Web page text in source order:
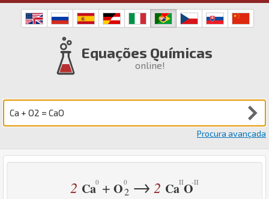
Equações Químicas
online!
Procura avançada
2 Ca + O2 → 2 Ca O